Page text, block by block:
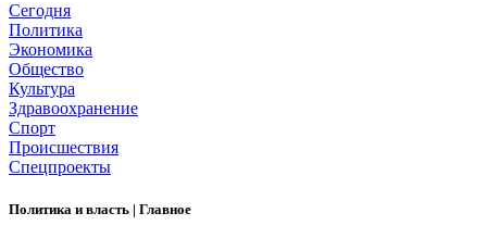
Сегодня
Политика
Экономика
Общество
Культура
Здравоохранение
Спорт
Происшествия
Спецпроекты
Политика и власть | Главное